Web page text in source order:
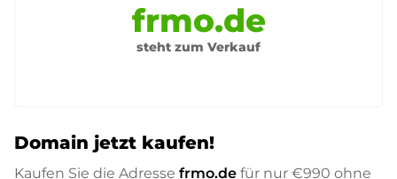
frmo.de
steht zum Verkauf
Domain jetzt kaufen!
Kaufen Sie die Adresse frmo.de für nur €990 ohne